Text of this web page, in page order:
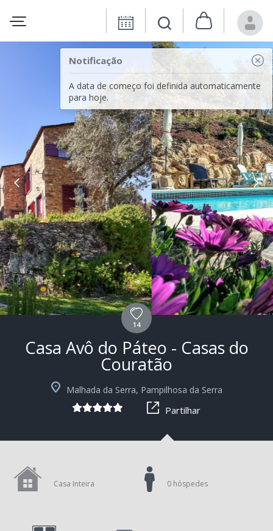
Notificação
A data de começo foi definida automaticamente
para hoje.
+6
14
Casa Avô do Páteo - Casas do
Couratão
Malhada da Serra, Pampilhosa da Serra
Partilhar
Casa Inteira 0 hóspedes